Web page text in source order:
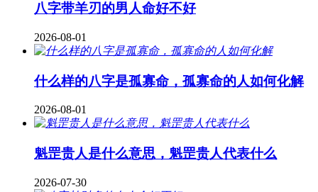
八字带羊刃的男人命好不好
2026-08-01
什么样的八字是孤寡命，孤寡命的人如何化解
2026-08-01
魁罡贵人是什么意思，魁罡贵人代表什么
2026-07-30